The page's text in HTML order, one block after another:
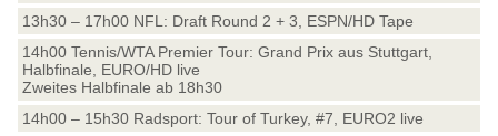
13h30 – 17h00 NFL: Draft Round 2 + 3, ESPN/HD Tape
14h00 Tennis/WTA Premier Tour: Grand Prix aus Stuttgart,
Halbfinale, EURO/HD live
Zweites Halbfinale ab 18h30
14h00 – 15h30 Radsport: Tour of Turkey, #7, EURO2 live